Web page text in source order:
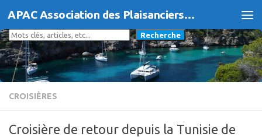
Skip to content APAC Association des Plaisanciers d'Agde et du Cap
Rechercher
Recherche
CROISIÈRES
Croisière de retour depuis la Tunisie de